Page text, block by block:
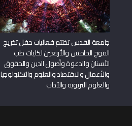
جامعة القدس تختتم فعاليات حفل تخريج
الفوج الخامس والأربعين لكليات طب
الأسنان والدعوة وأصول الدين والحقوق
والأعمال والاقتصاد والعلوم والتكنولوجيا
والعلوم التربوية والآداب